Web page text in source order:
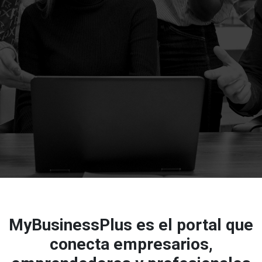
MyBusinessPlus es el portal que
conecta empresarios,